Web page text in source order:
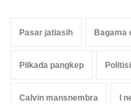
Pasar jatiasih Bagama
Pilkada pangkep
Calvin mansnembra I